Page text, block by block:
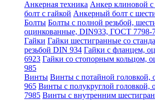
Анкерная техника Анкер клиновой с
болт с гайкой Анкерный болт с
Болты Болты с полной резьбой,
оцинкованные, DIN933, ГОСТ 7798-
Гайки Гайки шестигранные со
резьбой DIN 934 Гайки с фланцем,
6923 Гайки со стопорным кольцом,
985
Винты Винты с потайной головкой,
965 Винты с полукруглой головкой,
7985 Винты с внутренним